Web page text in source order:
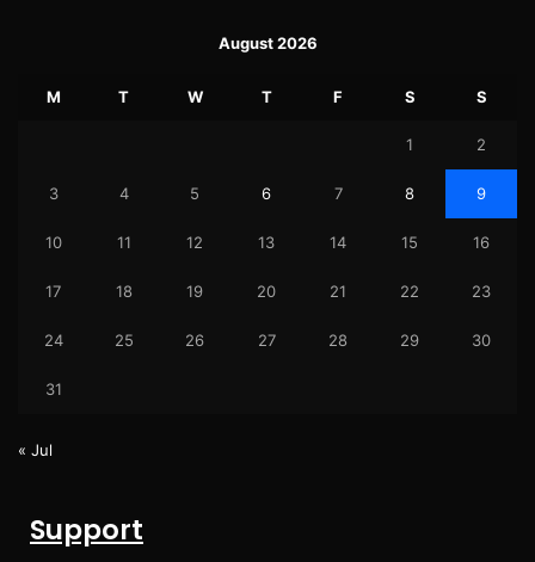
August 2026
M T W T F S S
1 2
3 4 5 6 7 8 9
10 11 12 13 14 15 16
17 18 19 20 21 22 23
24 25 26 27 28 29 30
31
« Jul
Support